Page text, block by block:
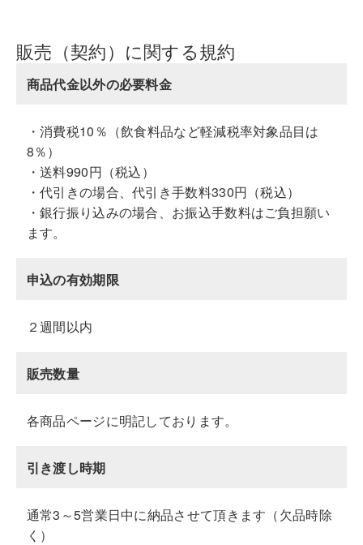
販売（契約）に関する規約
商品代金以外の必要料金
・消費税10％（飲食料品など軽減税率対象品目は
8％）
・送料990円（税込）
・代引きの場合、代引き手数料330円（税込）
・銀行振り込みの場合、お振込手数料はご負担願い
ます。
申込の有効期限
２週間以内
販売数量
各商品ページに明記しております。
引き渡し時期
通常3～5営業日中に納品させて頂きます（欠品時除
く）